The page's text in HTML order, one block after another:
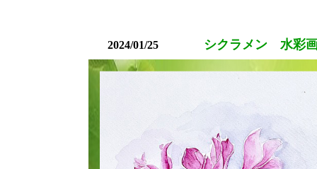
2024/01/25 シクラメン 水彩